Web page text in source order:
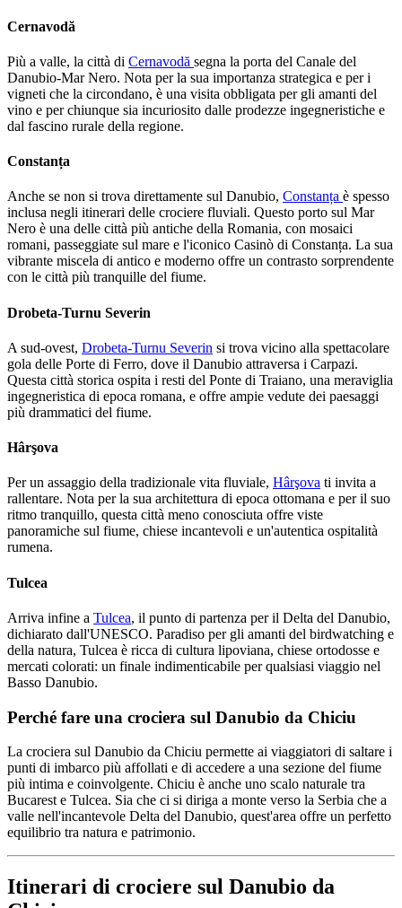
Cernavodă
Più a valle, la città di Cernavodă segna la porta del Canale del
Danubio-Mar Nero. Nota per la sua importanza strategica e per i
vigneti che la circondano, è una visita obbligata per gli amanti del
vino e per chiunque sia incuriosito dalle prodezze ingegneristiche e
dal fascino rurale della regione.
Constanța
Anche se non si trova direttamente sul Danubio, Constanța è spesso
inclusa negli itinerari delle crociere fluviali. Questo porto sul Mar
Nero è una delle città più antiche della Romania, con mosaici
romani, passeggiate sul mare e l'iconico Casinò di Constanța. La sua
vibrante miscela di antico e moderno offre un contrasto sorprendente
con le città più tranquille del fiume.
Drobeta-Turnu Severin
A sud-ovest, Drobeta-Turnu Severin si trova vicino alla spettacolare
gola delle Porte di Ferro, dove il Danubio attraversa i Carpazi.
Questa città storica ospita i resti del Ponte di Traiano, una meraviglia
ingegneristica di epoca romana, e offre ampie vedute dei paesaggi
più drammatici del fiume.
Hârşova
Per un assaggio della tradizionale vita fluviale, Hârşova ti invita a
rallentare. Nota per la sua architettura di epoca ottomana e per il suo
ritmo tranquillo, questa città meno conosciuta offre viste
panoramiche sul fiume, chiese incantevoli e un'autentica ospitalità
rumena.
Tulcea
Arriva infine a Tulcea, il punto di partenza per il Delta del Danubio,
dichiarato dall'UNESCO. Paradiso per gli amanti del birdwatching e
della natura, Tulcea è ricca di cultura lipoviana, chiese ortodosse e
mercati colorati: un finale indimenticabile per qualsiasi viaggio nel
Basso Danubio.
Perché fare una crociera sul Danubio da Chiciu
La crociera sul Danubio da Chiciu permette ai viaggiatori di saltare i
punti di imbarco più affollati e di accedere a una sezione del fiume
più intima e coinvolgente. Chiciu è anche uno scalo naturale tra
Bucarest e Tulcea. Sia che ci si diriga a monte verso la Serbia che a
valle nell'incantevole Delta del Danubio, quest'area offre un perfetto
equilibrio tra natura e patrimonio.
Itinerari di crociere sul Danubio da